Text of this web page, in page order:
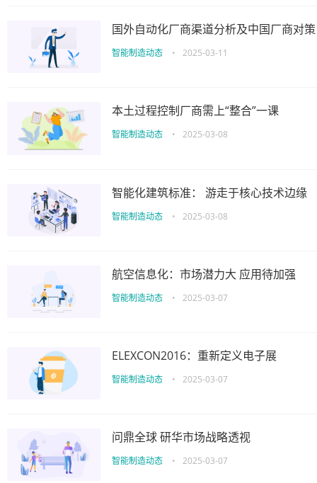
国外自动化厂商渠道分析及中国厂商对策
智能制造动态 • 2025-03-11
本土过程控制厂商需上“整合”一课
智能制造动态 • 2025-03-08
智能化建筑标准： 游走于核心技术边缘
智能制造动态 • 2025-03-08
航空信息化：市场潜力大 应用待加强
智能制造动态 • 2025-03-07
ELEXCON2016：重新定义电子展
智能制造动态 • 2025-03-07
问鼎全球 研华市场战略透视
智能制造动态 • 2025-03-07